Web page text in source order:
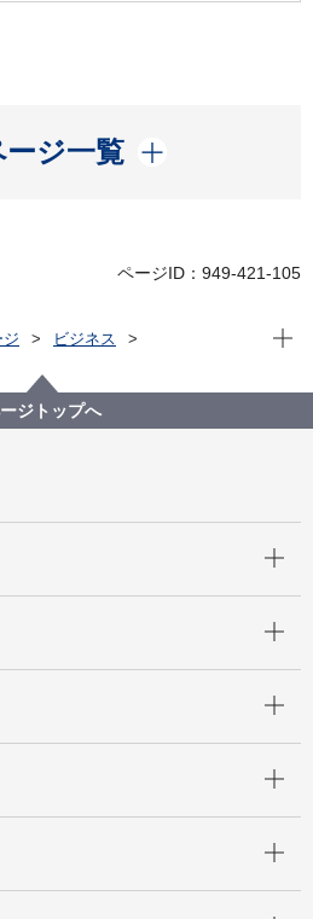
ージ一覧
開く
ページID：949-421-105
ビジネス
２９年 市場年報
現在
ジトップへ